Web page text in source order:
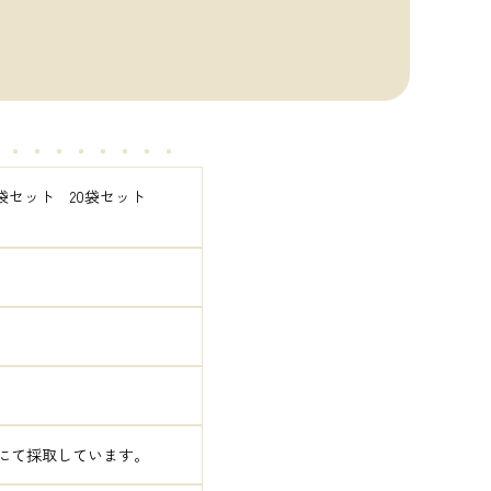
・・・・・・・
セット　20袋セット
採取しています。